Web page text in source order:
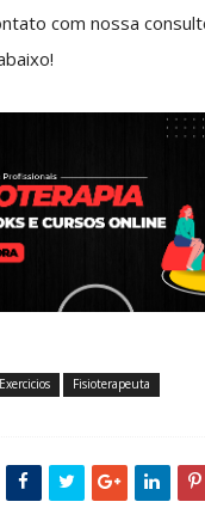
com nossa
Exercicios Fisioterapeuta